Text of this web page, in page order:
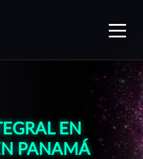
— Inicio
EN
PANAMÁ